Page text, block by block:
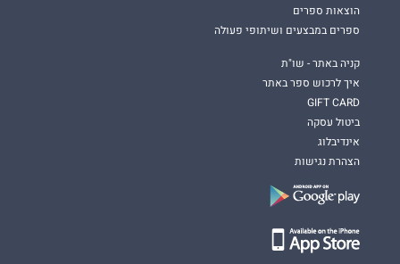
הוצאות ספרים
ספרים במבצעים ושיתופי פעולה
קניה באתר - שו"ת
איך לרכוש ספר באתר
GIFT CARD
ביטול עסקה
אינדיבלוג
הצהרת נגישות